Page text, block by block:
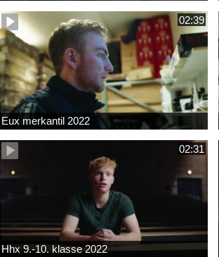
02:39
Eux merkantil 2022
02:31
Hhx 9.-10. klasse 2022